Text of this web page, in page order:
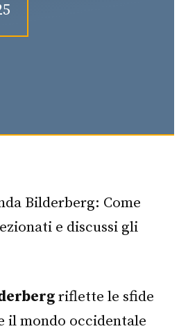
Bilderberg: Come
e discussi gli
riflette le sfide
il mondo occidentale